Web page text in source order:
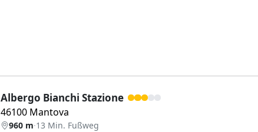
Albergo Bianchi Stazione
46100 Mantova
960 m·13 Min. Fußweg